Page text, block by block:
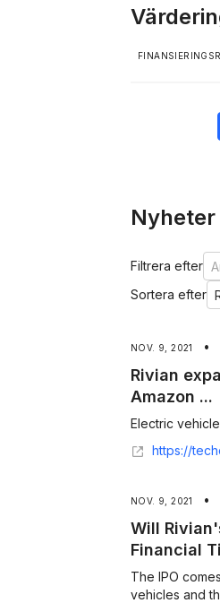
Nyheter
Filtrera efter
Sortera efter
NOV. 9, 2021 •
Rivian
Amazon ...
Electric
https://techcrunch.com/
NOV. 9, 2021 •
Will
Financial
The IPO
vehicles and